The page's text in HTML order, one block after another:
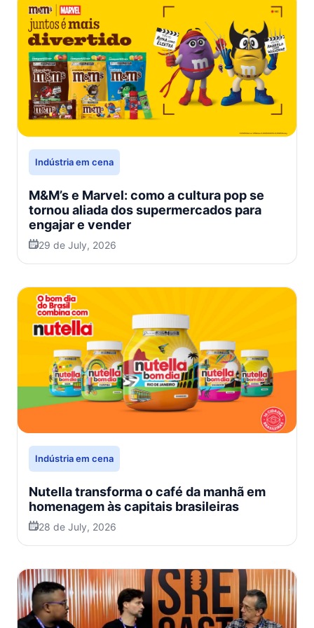
Indústria em cena
M&M’s e Marvel: como a cultura pop se
tornou aliada dos supermercados para
engajar e vender
29 de July, 2026
Indústria em cena
Nutella transforma o café da manhã em
homenagem às capitais brasileiras
28 de July, 2026